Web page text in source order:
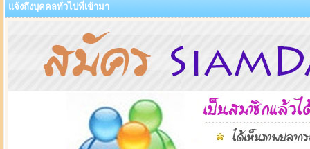
แจ้งถึงบุคคลทั่วไปที่เข้ามา